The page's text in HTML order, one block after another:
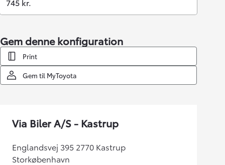
Gem denne konfiguration
Print
Gem til MyToyota
Via Biler A/S - Kastrup
Englandsvej 395 2770 Kastrup
Storkøbenhavn